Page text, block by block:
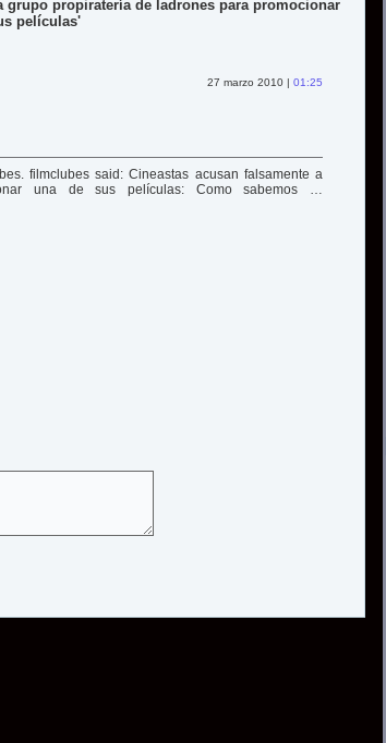
grupo propiratería de ladrones para promocionar
películas'
27 marzo 2010 | 01:25
filmclubes said: Cineastas acusan falsamente a
una de sus películas: Como sabemos …